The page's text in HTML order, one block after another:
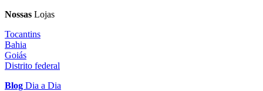
Nossas Lojas
Tocantins
Bahia
Goiás
Distrito federal
Blog Dia a Dia